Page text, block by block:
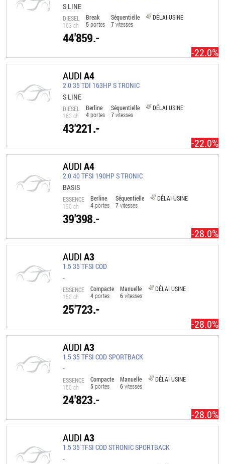
S LINE
DIESEL
163 ch
Break
5portes
Séquentielle
7vitesses
DÉLAI USINE
-22.0%
44'859.-
AUDIA4
2.0 35 TDI 163HP S TRONIC
S LINE
DIESEL
163 ch
Berline
4portes
Séquentielle
7vitesses
DÉLAI USINE
-22.0%
43'221.-
AUDIA4
2.0 40 TFSI 190HP S TRONIC
BASIS
ESSENCE
190 ch
Berline
4portes
Séquentielle
7vitesses
DÉLAI USINE
-28.0%
39'398.-
AUDIA3
1.5 35 TFSI COD
-
ESSENCE
150 ch
Compacte
4portes
Manuelle
6vitesses
DÉLAI USINE
-28.0%
25'723.-
AUDIA3
1.5 35 TFSI COD SPORTBACK
-
ESSENCE
150 ch
Compacte
5portes
Manuelle
6vitesses
DÉLAI USINE
-28.0%
24'823.-
AUDIA3
1.5 35 TFSI COD STRONIC SPORTBACK
-